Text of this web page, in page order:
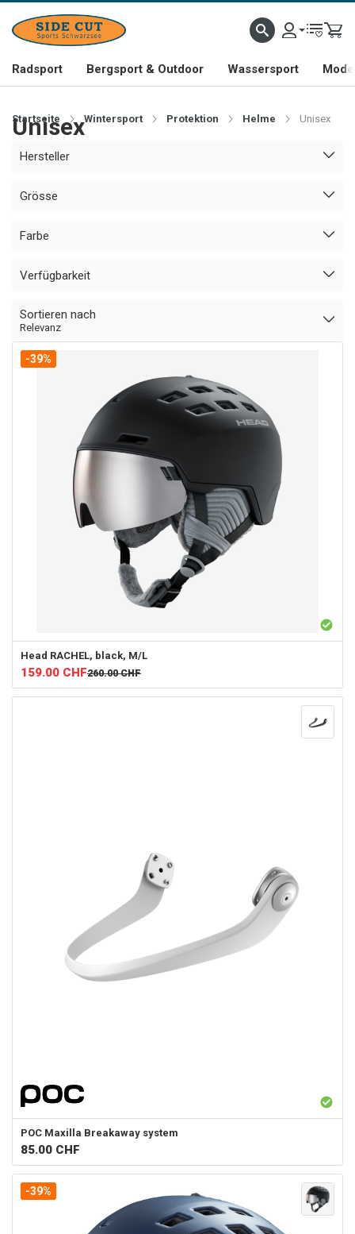
Radsport Bergsport & Outdoor Wassersport
Startseite Wintersport Protektion Helme Unisex
Unisex
Hersteller
Grösse
Farbe
Verfügbarkeit
Sortieren nach
Relevanz
-39%
Head RACHEL, black, M/L
159.00 CHF260.00 CHF
POC Maxilla Breakaway system
85.00 CHF
-39%